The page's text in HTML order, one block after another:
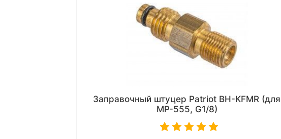
Заправочный штуцер Patriot BH-KFMR (для
МР-555, G1/8)